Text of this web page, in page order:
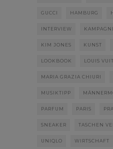
GUCCI HAMBURG
INTERVIEW
KIM JONES KUNST
LOOKBOOK LOUIS
MARIA GRAZIA CHIURI
MUSIKTIPP
PARFUM PARIS
SNEAKER TASCHEN
UNIQLO WIRTSCHAFT